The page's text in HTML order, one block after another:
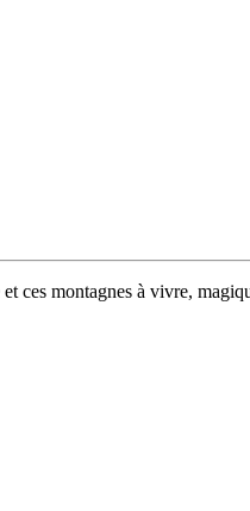
ces montagnes à vivre,